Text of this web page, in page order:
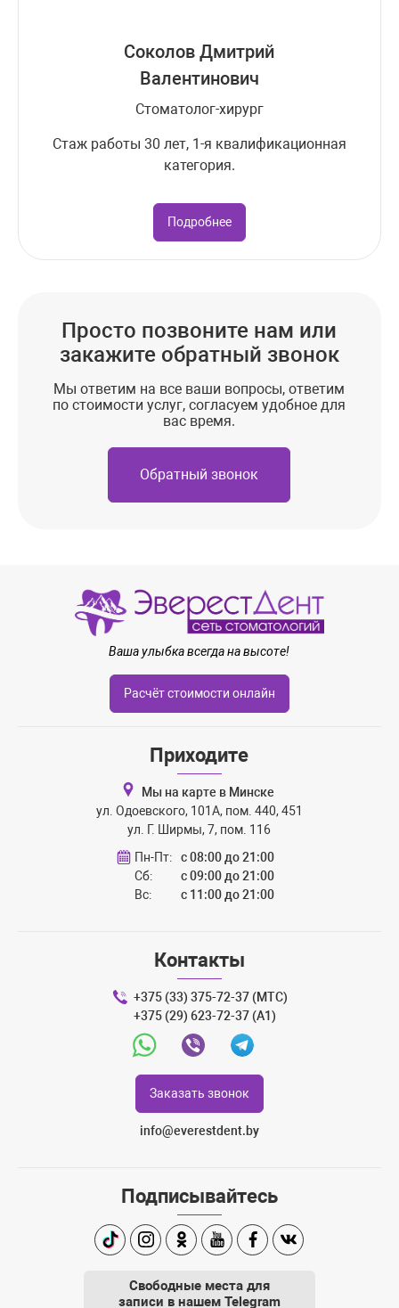
Соколов Дмитрий
Валентинович
Стоматолог-хирург
Стаж работы 30 лет, 1-я квалификационная
категория.
Подробнее
Просто позвоните нам или
закажите обратный звонок
Мы ответим на все ваши вопросы, ответим
по стоимости услуг, согласуем удобное для
вас время.
Обратный звонок
Ваша улыбка всегда на высоте!
Расчёт стоимости онлайн
Приходите
Мы на карте в Минске
ул. Одоевского, 101А, пом. 440, 451
ул. Г. Ширмы, 7, пом. 116
Пн-Пт:
с 08:00 до 21:00
Сб:
с 09:00 до 21:00
Вс:
с 11:00 до 21:00
Контакты
+375 (33) 375-72-37 (МТС)
+375 (29) 623-72-37 (A1)
WhatsappViber Telegram
Заказать звонок
info@everestdent.by
Подписывайтесь
TikTokInstagramОдноклассники
YoutubeFacebookВконтакте
Свободные места для
записи в нашем Telegram